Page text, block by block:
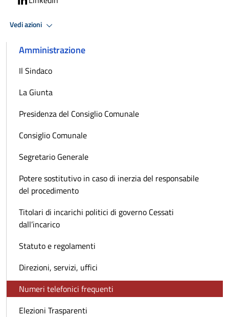
Vedi azioni
Amministrazione
Il Sindaco
La Giunta
Presidenza del Consiglio Comunale
Consiglio Comunale
Segretario Generale
Potere sostitutivo in caso di inerzia del responsabile
del procedimento
Titolari di incarichi politici di governo Cessati
dall’incarico
Statuto e regolamenti
Direzioni, servizi, uffici
Numeri telefonici frequenti
Elezioni Trasparenti